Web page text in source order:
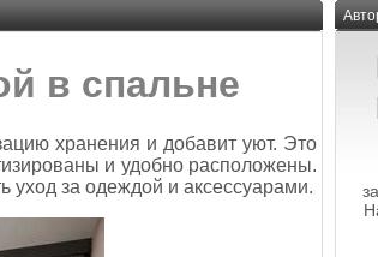
в спальне
хранения и добавит уют. Это
и удобно расположены.
уход за одеждой и аксессуарами.